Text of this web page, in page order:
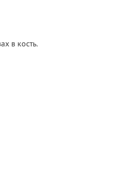
в кость.